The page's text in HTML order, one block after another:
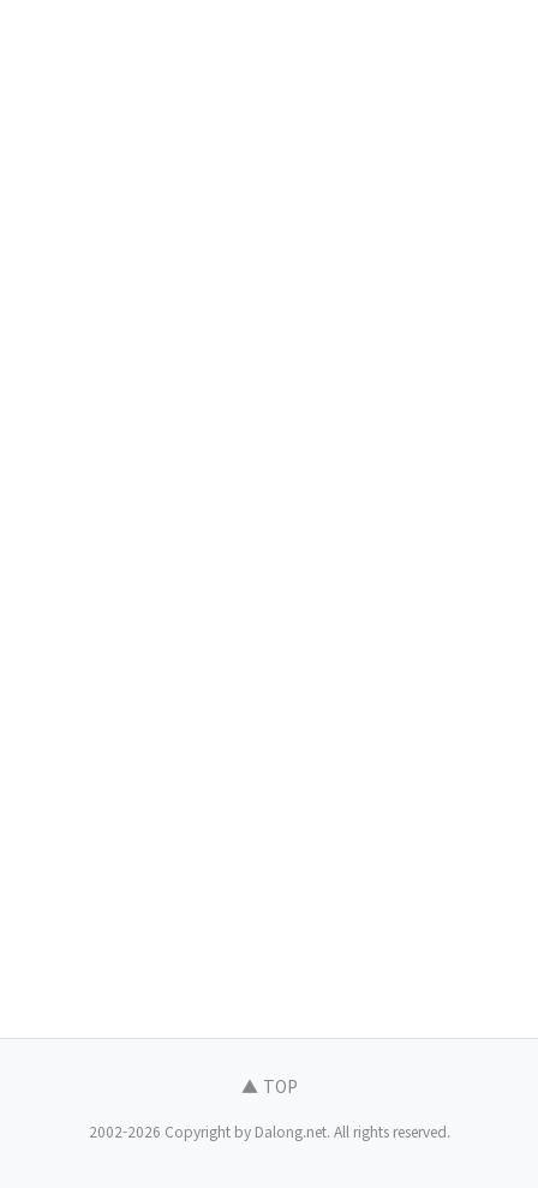
▲ TOP
2002-2026 Copyright by Dalong.net. All rights reserved.